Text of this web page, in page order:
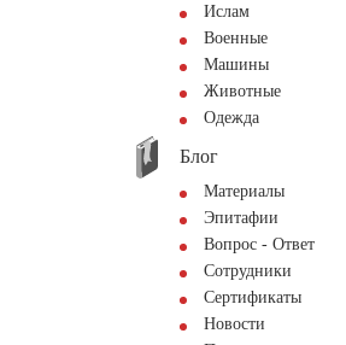
Ислам
Военные
Машины
Животные
Одежда
Блог
Материалы
Эпитафии
Вопрос - Ответ
Сотрудники
Сертификаты
Новости